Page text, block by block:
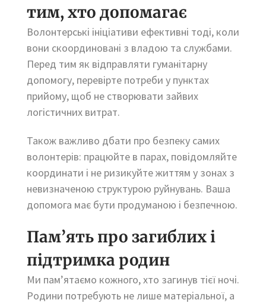
тим, хто допомагає
Волонтерські ініціативи ефективні тоді, коли
вони скоординовані з владою та службами.
Перед тим як відправляти гуманітарну
допомогу, перевірте потреби у пунктах
прийому, щоб не створювати зайвих
логістичних витрат.
Також важливо дбати про безпеку самих
волонтерів: працюйте в парах, повідомляйте
координати і не ризикуйте життям у зонах з
невизначеною структурою руйнувань. Ваша
допомога має бути продуманою і безпечною.
Пам’ять про загиблих і
підтримка родин
Ми пам’ятаємо кожного, хто загинув тієї ночі.
Родини потребують не лише матеріальної, а